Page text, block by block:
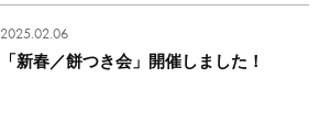
「新春／餅つき会」開催しました！
2025.02.06